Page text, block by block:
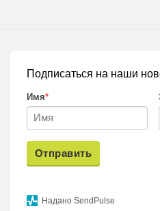
Подписаться на наши
Имя*
Отправить
Надано SendPulse